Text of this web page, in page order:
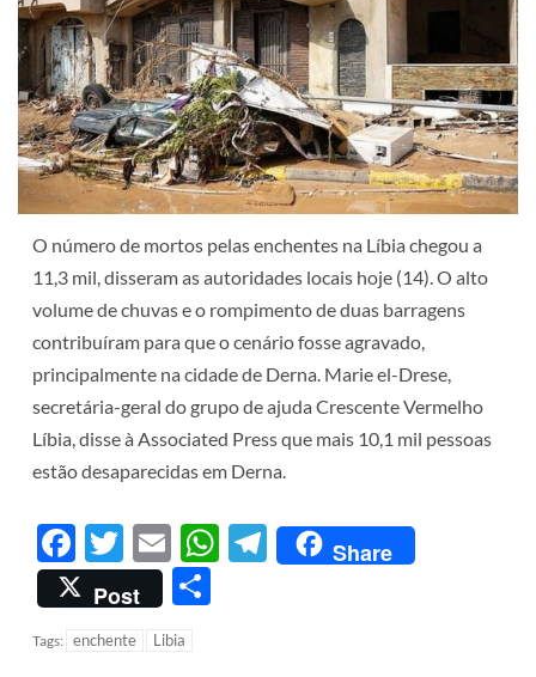
O número de mortos pelas enchentes na Líbia chegou a
11,3 mil, disseram as autoridades locais hoje (14). O alto
volume de chuvas e o rompimento de duas barragens
contribuíram para que o cenário fosse agravado,
principalmente na cidade de Derna. Marie el-Drese,
secretária-geral do grupo de ajuda Crescente Vermelho
Líbia, disse à Associated Press que mais 10,1 mil pessoas
estão desaparecidas em Derna.
Facebook
Twitter
EmailWhatsApp
Telegram
Share
Post
Tags: enchente Libia